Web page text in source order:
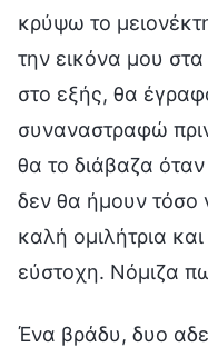
κρύψω το
την εικόνα μου
στο εξής, θα
συναναστραφώ
θα το διάβαζα
δεν θα ήμουν
καλή ομιλήτρια
εύστοχη. Νόμιζα
Ένα βράδυ, δυο